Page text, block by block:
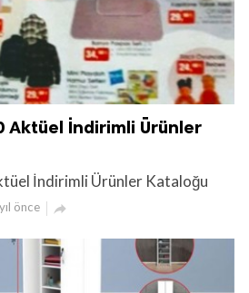
Aktüel İndirimli Ürünler
İndirimli Ürünler Kataloğu
önce 